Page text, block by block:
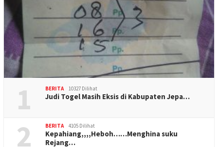
1 BERITA 10327 Dilihat
Judi Togel Masih Eksis di Kabupaten Jepa…
2 BERITA 4105 Dilihat
Kepahiang,,,,Heboh……Menghina suku
Rejang…